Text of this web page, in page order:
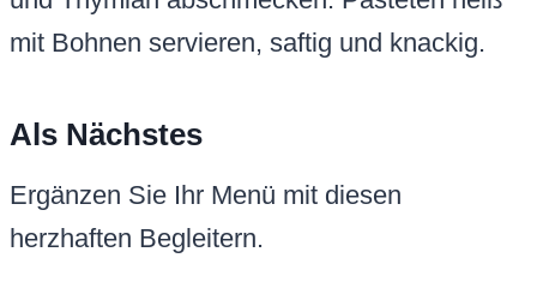
mit Bohnen servieren, saftig und knackig.
Als Nächstes
Ergänzen Sie Ihr Menü mit diesen
herzhaften Begleitern.